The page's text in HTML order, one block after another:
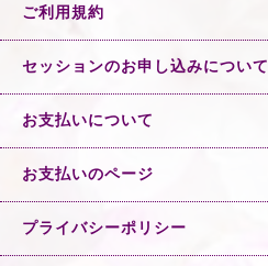
ご利用規約
セッションのお申し込みについて
お支払いについて
お支払いのページ
プライバシーポリシー